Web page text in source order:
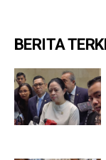
BERITA